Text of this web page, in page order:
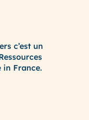
c’est un
in France.